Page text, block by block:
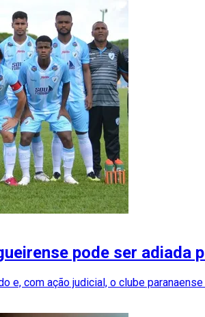
pode ser adiada
e, com ação judicial, o clube